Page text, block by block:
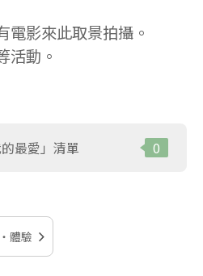
電影來此取景拍攝。
活動。
最愛」清單 0
體驗